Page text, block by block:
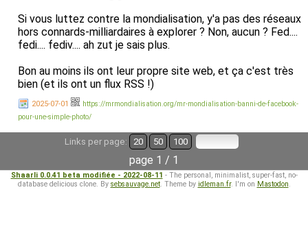
Si vous luttez contre la mondialisation, y'a pas des réseaux
hors connards-milliardaires à explorer ? Non, aucun ? Fed....
fedi.... fediv.... ah zut je sais plus.
Bon au moins ils ont leur propre site web, et ça c'est très
bien (et ils ont un flux RSS !)
2025-07-01
https://mrmondialisation.org/mr-mondialisation-banni-de-facebook-
pour-une-simple-photo/
Links per page: 20 50 100
page 1 / 1
Shaarli 0.0.41 beta modifiée - 2022-08-11 - The personal, minimalist, super-fast, no-
database delicious clone. By sebsauvage.net. Theme by idleman.fr. I'm on Mastodon.